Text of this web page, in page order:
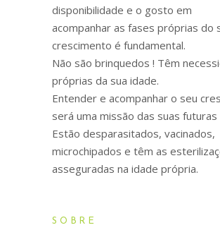
disponibilidade e o gosto em
acompanhar as fases próprias do
crescimento é fundamental.
Não são brinquedos ! Têm
próprias da sua idade.
Entender e acompanhar o seu
será uma missão das suas futuras
Estão desparasitados, vacinados,
microchipados e têm as
asseguradas na idade própria.
SOBRE